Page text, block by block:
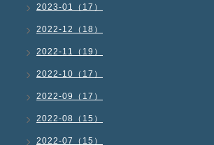
2023-01（17）
2022-12（18）
2022-11（19）
2022-10（17）
2022-09（17）
2022-08（15）
2022-07（15）